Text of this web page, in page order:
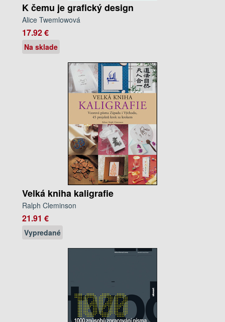
K čemu je grafický design
Alice Twemlowová
17.92 €
Na sklade
Velká kniha kaligrafie
Ralph Cleminson
21.91 €
Vypredané